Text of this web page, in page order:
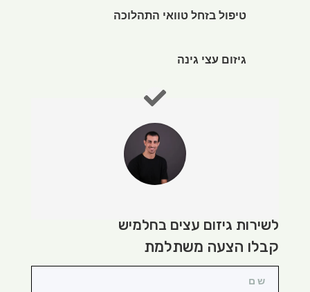
טיפול בזחל טוואי התהלוכה
גיזום עצי גינה
לשירות גיזום עצים בחלמיש
קבלו הצעה משתלמת